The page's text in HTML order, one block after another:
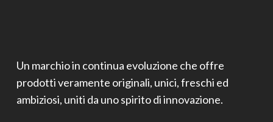
Un marchio in continua evoluzione che offre
prodotti veramente originali, unici, freschi ed
ambiziosi, uniti da uno spirito di innovazione.